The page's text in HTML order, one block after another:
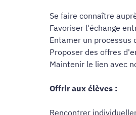
Se faire connaître
Favoriser l'échange
Entamer un
Proposer des offres
Maintenir le lien avec
Offrir aux élèves :
Rencontrer